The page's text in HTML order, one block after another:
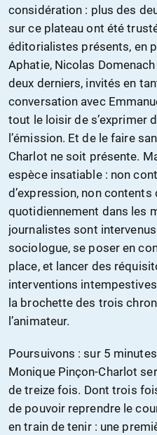
considération : plus des
sur ce plateau ont été
éditorialistes présents, en
Aphatie, Nicolas
deux derniers, invités en
conversation avec
tout le loisir de s’exprimer
l’émission. Et de le faire
Charlot ne soit présente.
espèce insatiable : non
d’expression, non contents
quotidiennement dans les
journalistes sont
sociologue, se poser en
place, et lancer des
interventions
la brochette des trois
l’animateur.
Poursuivons : sur 5
Monique Pinçon-Charlot
de treize fois. Dont trois
de pouvoir reprendre le
en train de tenir : une